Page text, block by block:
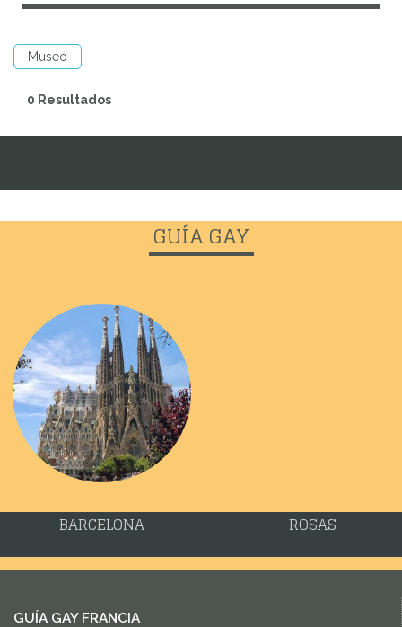
Museo
0 Resultados
GUÍA GAY
BARCELONA ROSAS
GUÍA GAY FRANCIA